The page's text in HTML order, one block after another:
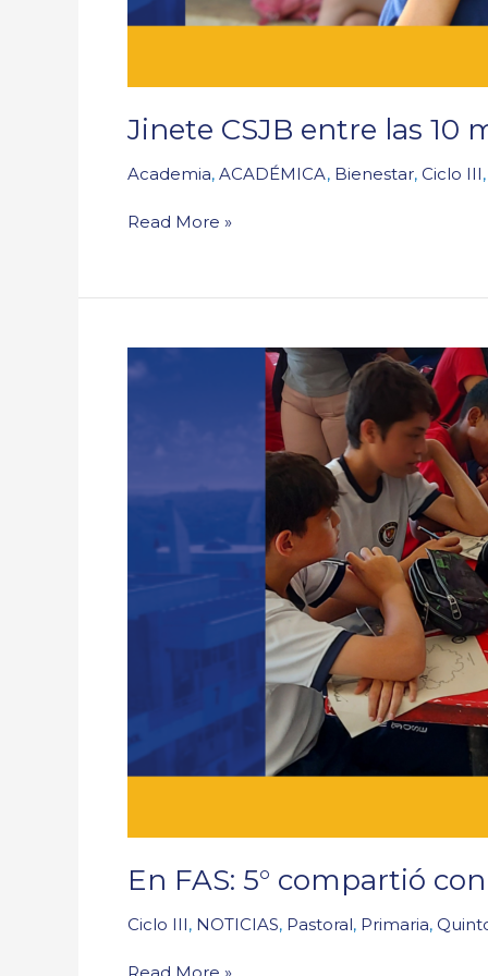
Jinete CSJB entre las 10
Academia, ACADÉMICA, Bienestar, Ciclo III,
Read More »
En FAS: 5° compartió
Ciclo III, NOTICIAS, Pastoral, Primaria,
En
FAS:
Hogar